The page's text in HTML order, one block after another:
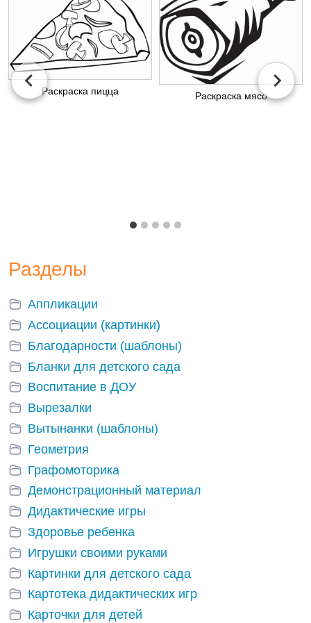
Раскраска пицца Раскраска мясо
Разделы
Аппликации
Ассоциации (картинки)
Благодарности (шаблоны)
Бланки для детского сада
Воспитание в ДОУ
Вырезалки
Вытынанки (шаблоны)
Геометрия
Графомоторика
Демонстрационный материал
Дидактические игры
Здоровье ребенка
Игрушки своими руками
Картинки для детского сада
Картотека дидактических игр
Карточки для детей